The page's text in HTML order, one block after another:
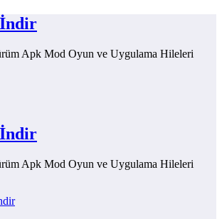
Apk Mod Oyun ve Uygulama Hileleri
Apk Mod Oyun ve Uygulama Hileleri